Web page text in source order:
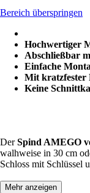
Bereich überspringen
Hochwertiger
Abschließbar
Einfache
Mit kratzfester
Keine
DerSpind AMEGO
walhweise in 30 cm
Schloss mit Schlüssel
Mehr anzeigen